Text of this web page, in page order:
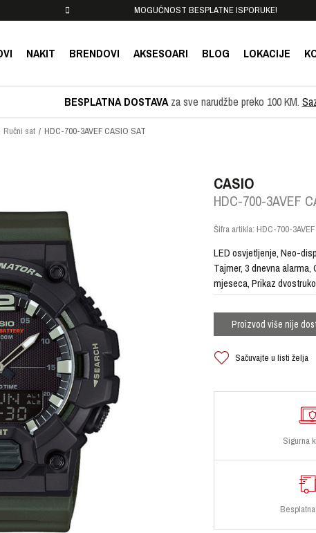
MOGUĆNOST BESPLATNE ISPORUKE!
NAKIT BRENDOVI AKSESOARI BLOG LOKACIJE
BESPLATNA DOSTAVAza sve narudžbe preko 100 KM.
Ručni sat HDC-700-3AVEF CASIO SAT
CASIO
HDC-700-3AVEF
Šifra artikla: HDC-700-3AVEF
LED osvjetljenje, Neo-
Tajmer, 3 dnevna
mjeseca, Prikaz
Proizvod više nije
Sačuvajte u listi želja
Sigurna